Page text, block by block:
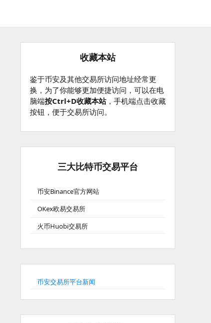
收藏本站
鉴于币安及其他交易所访问地址经常更
换，为了你能够更加便捷访问，可以在电
脑端按Ctrl+D收藏本站，手机端点击收藏
按钮，便于交易所访问。
三大比特币交易平台
币安Binance官方网站
OKex欧易交易所
火币Huobi交易所
币安交易所平台新闻